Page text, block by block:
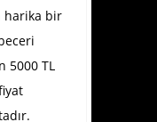
harika bir
5000 TL